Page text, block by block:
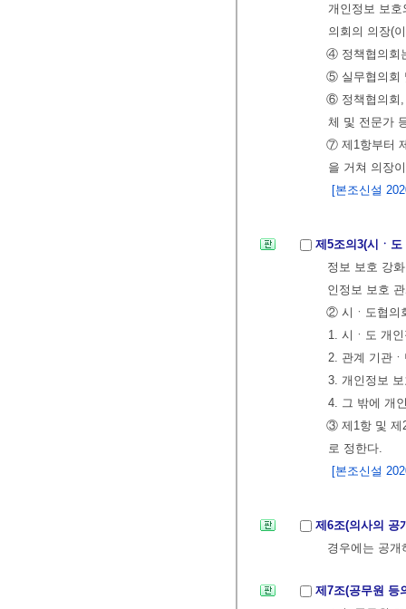
개인정보 보
의회의 의장(
④ 정책협의회
⑤ 실무협의회
⑥ 정책협의회,
체 및 전문가
⑦ 제1항부터
을 거쳐 의장
[본조신설
제5조의3(시ㆍ
정보 보호 강
인정보 보호
② 시ㆍ도협의
1. 시ㆍ도 개
2. 관계 기관
3. 개인정보
4. 그 밖에 개
③ 제1항 및 제
로 정한다.
[본조신설
제6조(의사의 공
경우에는 공
제7조(공무원 등